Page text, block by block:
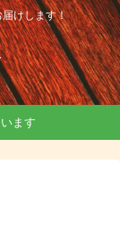
けします！
ます